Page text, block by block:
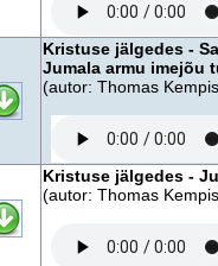
Kristuse jälgedes -
Jumala armu imejõu
(autor: Thomas
Kristuse jälgedes -
(autor: Thomas